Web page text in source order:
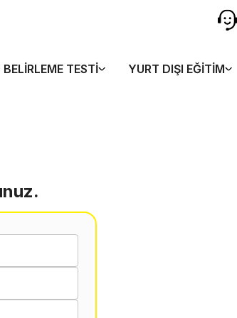
TESTI YURT DIŞI EĞITIM